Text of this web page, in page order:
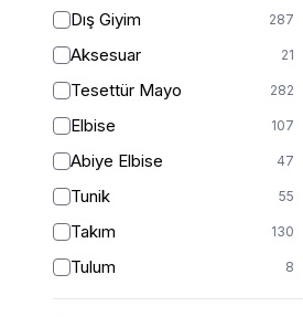
Dış Giyim 287
Aksesuar 21
Tesettür Mayo 282
Elbise 107
Abiye Elbise 47
Tunik 55
Takım 130
Tulum 8
Pantolon 151